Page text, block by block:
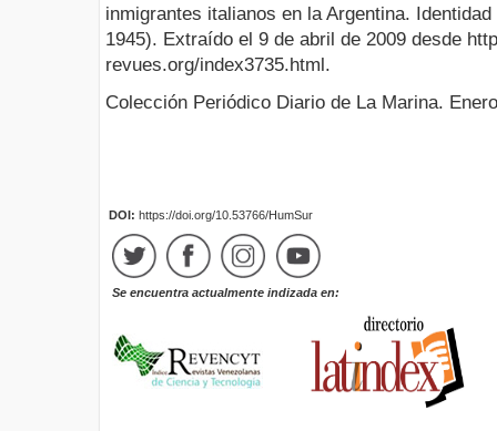
inmigrantes italianos en la Argentina.
1945). Extraído el 9 de abril de 2009 desde
revues.org/index3735.html.
Colección Periódico Diario de La Marina.
DOI: https://doi.org/10.53766/HumSur
Se encuentra actualmente indizada en: